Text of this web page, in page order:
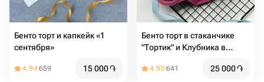
Бенто торт и капкейк «1
сентября»
4.94659 15 000֏
Бенто торт в стаканчике
"Тортик" и Клубника в
рождения
4.95641 25 000֏